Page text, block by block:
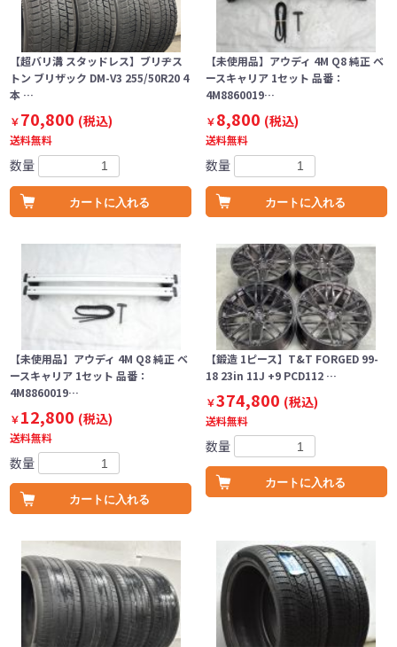
【超バリ溝 スタッドレス】ブリヂス
トン ブリザック DM-V3 255/50R20 4
本 …
￥70,800 (税込)
送料無料
数量
カートに入れる
【未使用品】アウディ 4M Q8 純正 ベ
ースキャリア 1セット 品番：
4M8860019…
￥8,800 (税込)
送料無料
数量
カートに入れる
【未使用品】アウディ 4M Q8 純正 ベ
ースキャリア 1セット 品番：
4M8860019…
￥12,800 (税込)
送料無料
数量
カートに入れる
【鍛造 1ピース】T&T FORGED 99-
18 23in 11J +9 PCD112 …
￥374,800 (税込)
送料無料
数量
カートに入れる